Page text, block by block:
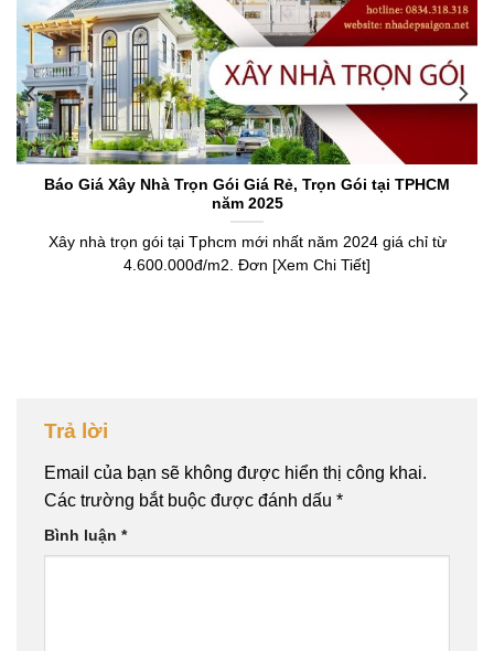
Báo Giá Xây Nhà Trọn Gói Giá Rẻ, Trọn Gói tại TPHCM
năm 2025
Xây nhà trọn gói tại Tphcm mới nhất năm 2024 giá chỉ từ
4.600.000đ/m2. Đơn [Xem Chi Tiết]
Trả lời
Email của bạn sẽ không được hiển thị công khai.
Các trường bắt buộc được đánh dấu *
Bình luận *